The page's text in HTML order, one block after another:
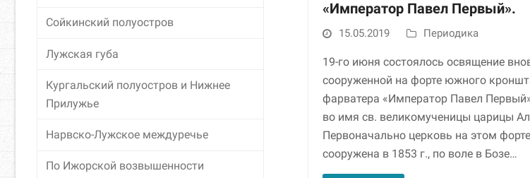
«Император Павел Первый».
15.05.2019 Периодика
19-го июня состоялось освящение
сооруженной на форте южного
фарватера «Император Павел
во имя св. великомученицы царицы
Первоначально церковь на этом
сооружена в 1853 г., по воле в Бозе…
Сойкинский полуостров
Лужская губа
Кургальский полуостров и Нижнее
Прилужье
Нарвско-Лужское междуречье
По Ижорской возвышенности